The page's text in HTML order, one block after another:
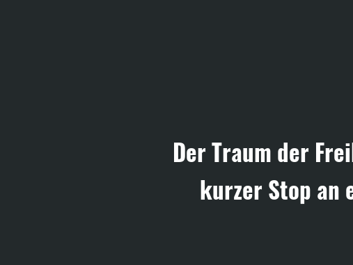
Der Traum der
kurzer Stop an